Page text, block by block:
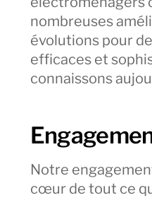
nombreuses
évolutions pour
efficaces et
connaissons
Notre
cœur de tout ce